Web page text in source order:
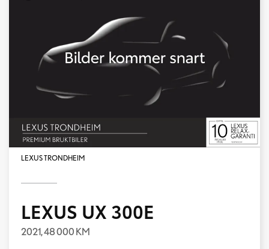
LEXUS TRONDHEIM
LEXUS UX 300E
2021,48 000 KM